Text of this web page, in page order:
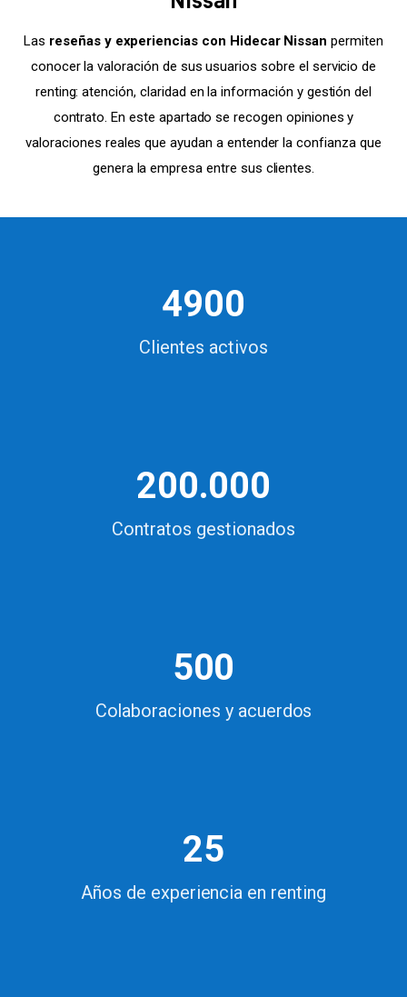
Las reseñas y experiencias con Hidecar Nissan permiten
conocer la valoración de sus usuarios sobre el servicio de
renting: atención, claridad en la información y gestión del
contrato. En este apartado se recogen opiniones y
valoraciones reales que ayudan a entender la confianza que
genera la empresa entre sus clientes.
4900
Clientes activos
200.000
Contratos gestionados
500
Colaboraciones y acuerdos
25
Años de experiencia en renting